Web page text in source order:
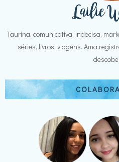
Taurina, comunicativa, indecisa,
séries, livros, viagens. Ama